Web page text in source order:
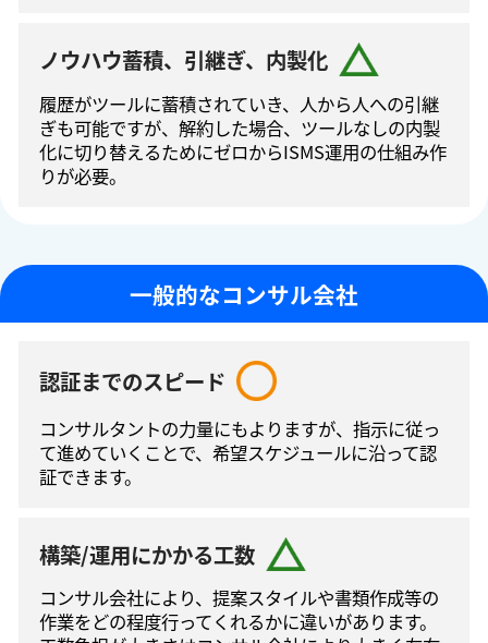
ノウハウ蓄積、引継ぎ、内製化
履歴がツールに蓄積されていき、人から人への引継
ぎも可能ですが、解約した場合、ツールなしの内製
化に切り替えるためにゼロからISMS運⽤の仕組み作
りが必要。
一般的なコンサル会社
認証までのスピード
コンサルタントの⼒量にもよりますが、指⽰に従っ
て進めていくことで、希望スケジュールに沿って認
証できます。
構築/運用にかかる工数
コンサル会社により、提案スタイルや書類作成等の
作業をどの程度⾏ってくれるかに違いがあります。